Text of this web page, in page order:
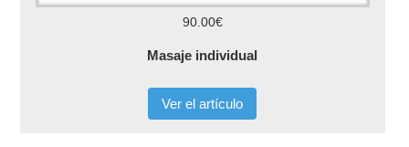
90.00€
Masaje individual
Ver el artículo